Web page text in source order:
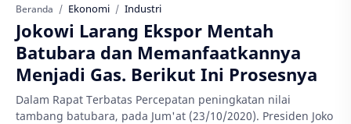
Beranda Ekonomi Industri
Jokowi Larang Ekspor Mentah
Batubara dan Memanfaatkannya
Menjadi Gas. Berikut Ini Prosesnya
Dalam Rapat Terbatas Percepatan peningkatan nilai
tambang batubara, pada Jum'at (23/10/2020). Presiden Joko